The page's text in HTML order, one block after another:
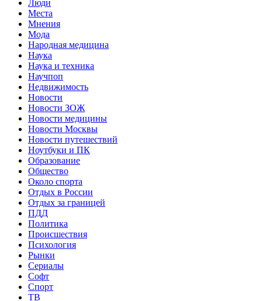
Люди
Места
Мнения
Мода
Народная медицина
Наука
Наука и техника
Научпоп
Недвижимость
Новости
Новости ЗОЖ
Новости медицины
Новости Москвы
Новости путешествий
Ноутбуки и ПК
Образование
Общество
Около спорта
Отдых в России
Отдых за границей
ПДД
Политика
Происшествия
Психология
Рынки
Сериалы
Софт
Спорт
ТВ